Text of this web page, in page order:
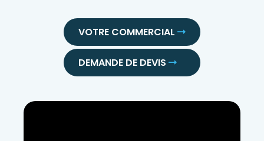
VOTRE COMMERCIAL
DEMANDE DE DEVIS